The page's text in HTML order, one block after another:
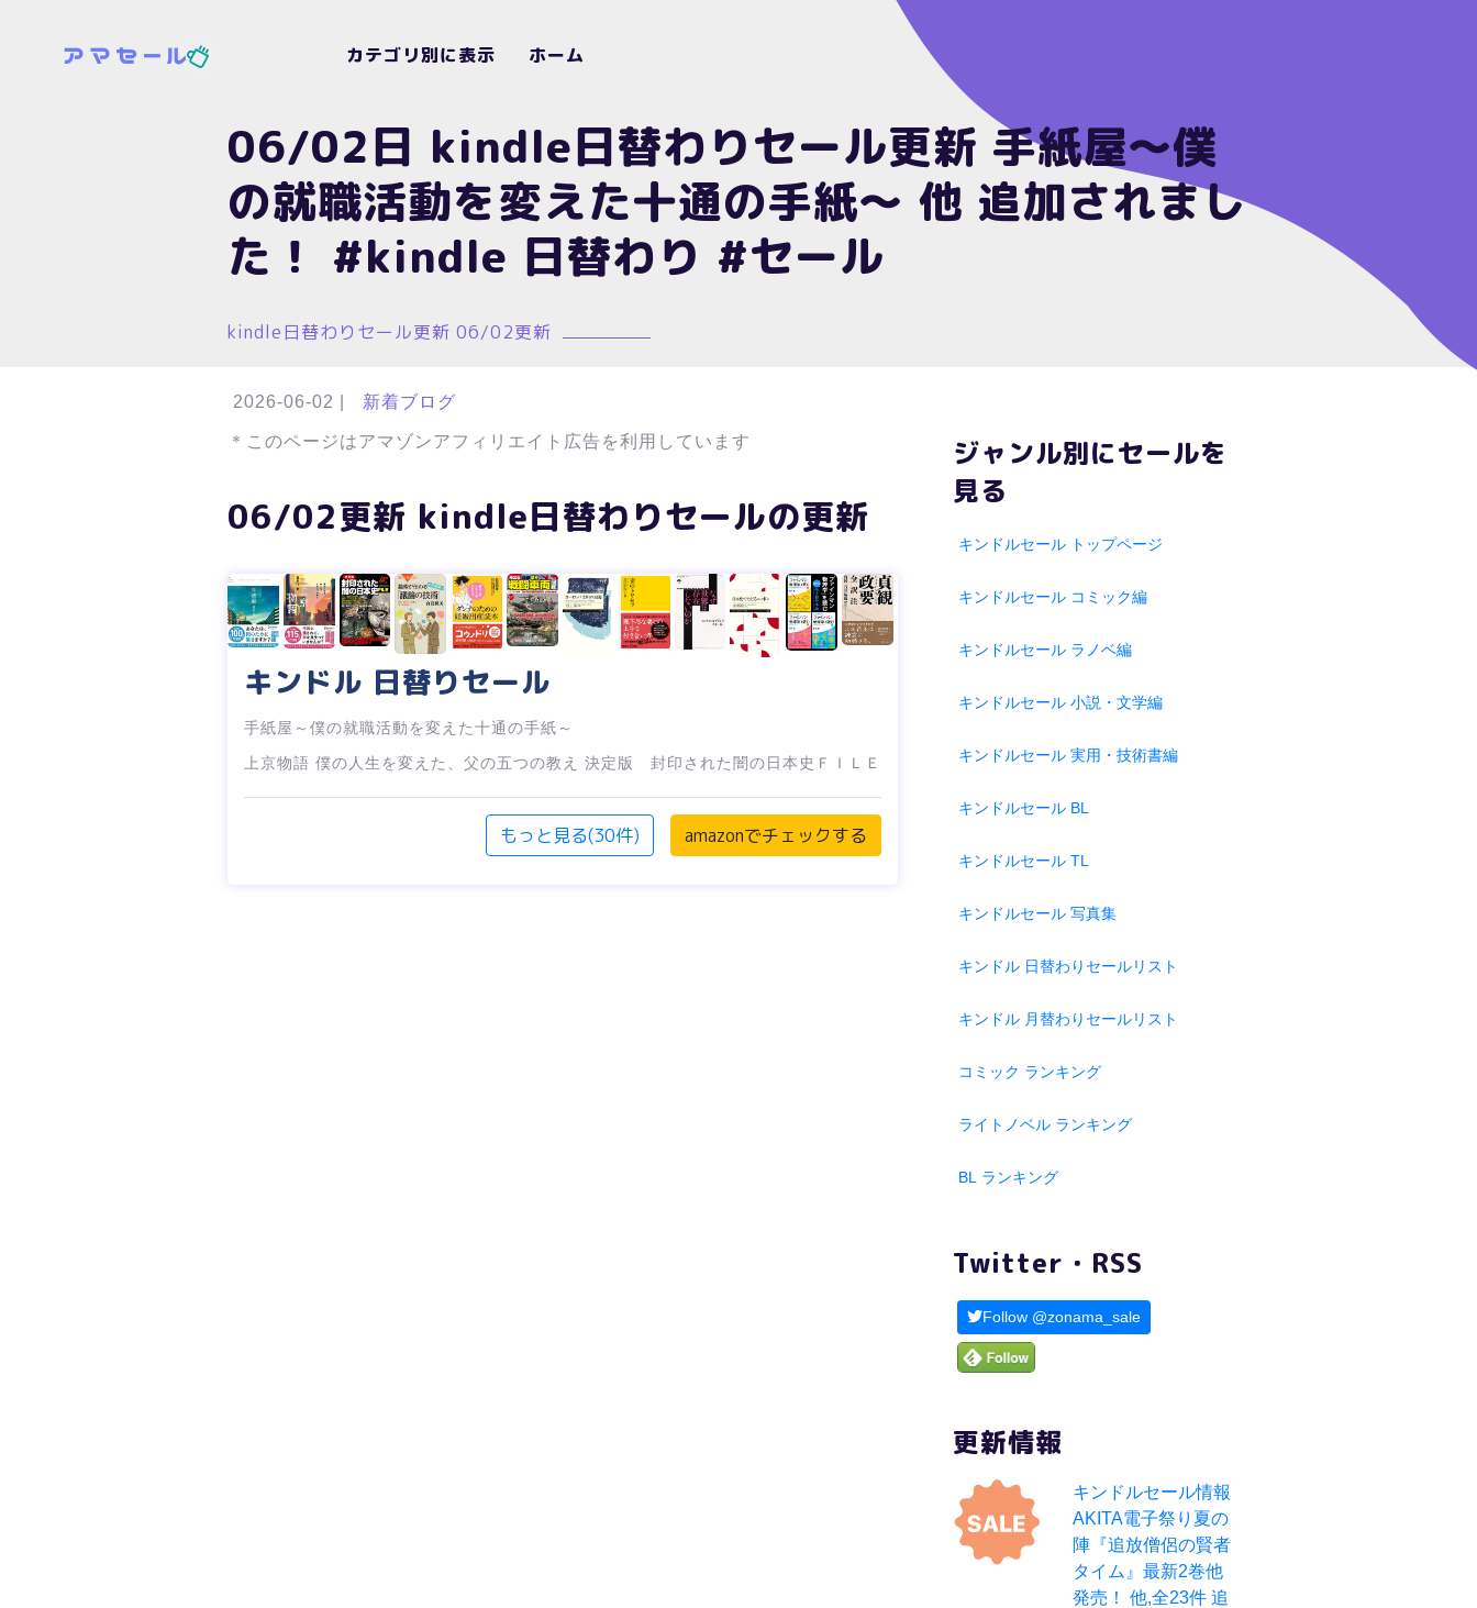
カテゴリ別に表示 ホーム
06/02日 kindle日替わりセール更新 手紙屋～僕
の就職活動を変えた十通の手紙～ 他 追加されまし
た！ #kindle 日替わり #セール
kindle日替わりセール更新 06/02更新
2026-06-02 新着ブログ
＊このページはアマゾンアフィリエイト広告を利用しています
06/02更新 kindle日替わりセールの更新
キンドル 日替りセール
手紙屋～僕の就職活動を変えた十通の手紙～
上京物語 僕の人生を変えた、父の五つの教え
決定版 封印された闇の日本史ＦＩＬＥ
もっと見る(30件) amazonでチェックする
ジャンル別にセールを
見る
キンドルセール トップページ
キンドルセール コミック編
キンドルセール ラノベ編
キンドルセール 小説・文学編
キンドルセール 実用・技術書編
キンドルセール BL
キンドルセール TL
キンドルセール 写真集
キンドル 日替わりセールリスト
キンドル 月替わりセールリスト
コミック ランキング
ライトノベル ランキング
BL ランキング
Twitter・RSS
Follow @zonama_sale
更新情報
キンドルセール情報
AKITA電子祭り夏の
陣『追放僧侶の賢者
タイム』最新2巻他
発売！ 他,全23件 追